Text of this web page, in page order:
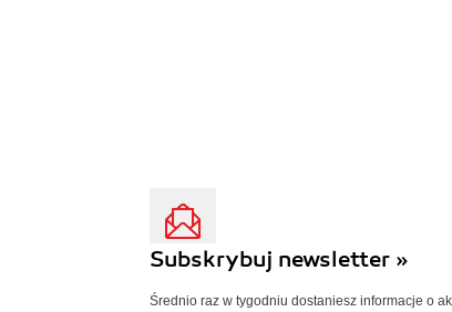
Subskrybuj newsletter »
Średnio raz w tygodniu dostaniesz informacje o